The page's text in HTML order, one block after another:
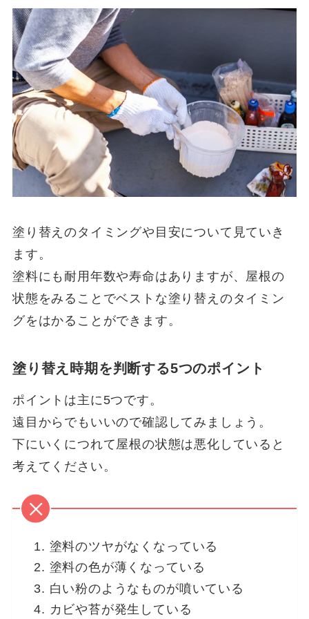
塗り替えのタイミングや目安について見ていき
ます。
塗料にも耐用年数や寿命はありますが、屋根の
状態をみることでベストな塗り替えのタイミン
グをはかることができます。
塗り替え時期を判断する5つのポイント
ポイントは主に5つです。
遠目からでもいいので確認してみましょう。
下にいくにつれて屋根の状態は悪化していると
考えてください。
塗料のツヤがなくなっている
塗料の色が薄くなっている
白い粉のようなものが噴いている
カビや苔が発生している